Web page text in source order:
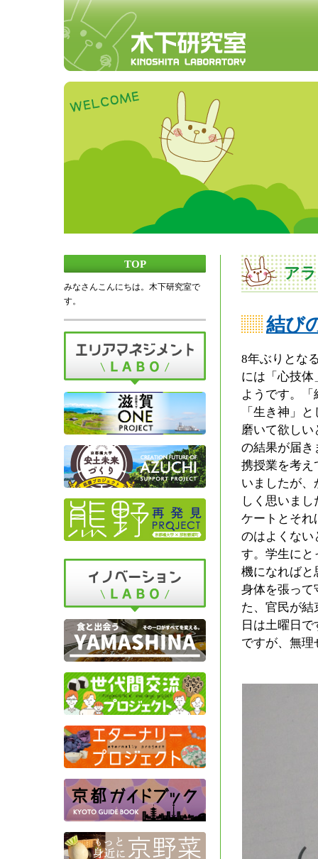
TOP
みなさんこんにちは。木下研究室で
す。
ア
結び
8年ぶりとな
には「心技
ようです。
「生き神」
磨いて欲し
の結果が届き
携授業を考え
いましたが
しく思いま
ケートとそれ
のはよくない
す。学生にと
機になればと
身体を張って
た、官民が
日は土曜日
ですが、無理